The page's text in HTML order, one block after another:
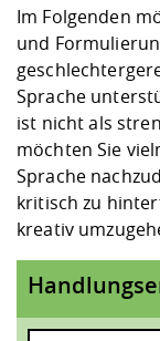
Im Folgenden
und
Sprache
ist nicht als
möchten Sie
Sprache
kritisch zu
kreativ